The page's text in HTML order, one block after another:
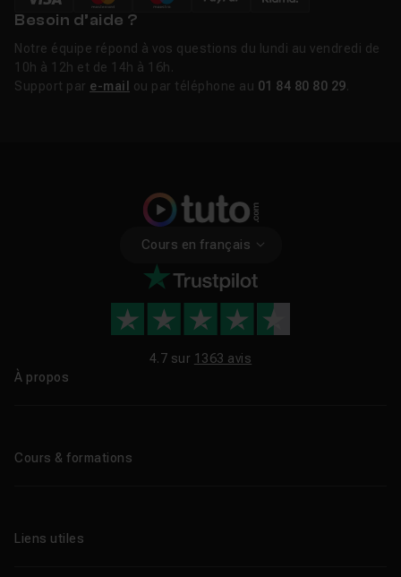
Besoin d’aide ?
Notre équipe répond à vos questions du lundi au vendredi de
10h à 12h et de 14h à 16h.
Support par e-mail ou par téléphone au 01 84 80 80 29
Cours en français
4.7 sur 1363 avis
À propos
Cours & formations
Formations certifiantes
Liens utiles